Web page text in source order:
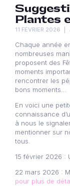
Plantes
11 FÉVRIER 2026
Chaque année
nombreuses
proposent des
moments
rencontrer les
bons moments…
En voici une
connaissance
à nous le
mentionner sur
tous.
15 février 2026 :
22 mars 2026 :
pour plus de